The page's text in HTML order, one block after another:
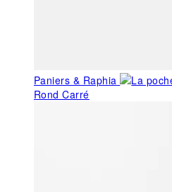
Paniers & Raphia
Rond Carré